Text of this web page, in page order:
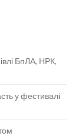
БпЛА, НРК,
у фестивалі